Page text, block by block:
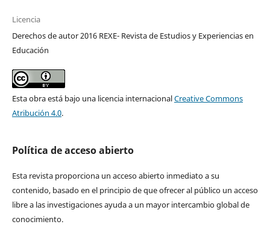
Licencia
Derechos de autor 2016 REXE- Revista de Estudios y Experiencias en
Educación
Esta obra está bajo una licencia internacionalCreative Commons
Atribución 4.0.
Política de acceso abierto
Esta revista proporciona un acceso abierto inmediato a su
contenido, basado en el principio de que ofrecer al público un acceso
libre a las investigaciones ayuda a un mayor intercambio global de
conocimiento.